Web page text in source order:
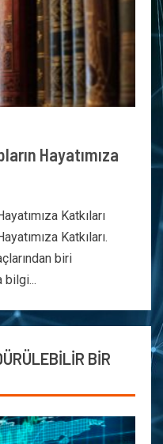
Hayatımıza
Katkıları
Katkıları.
biri
bilgi...
BİR